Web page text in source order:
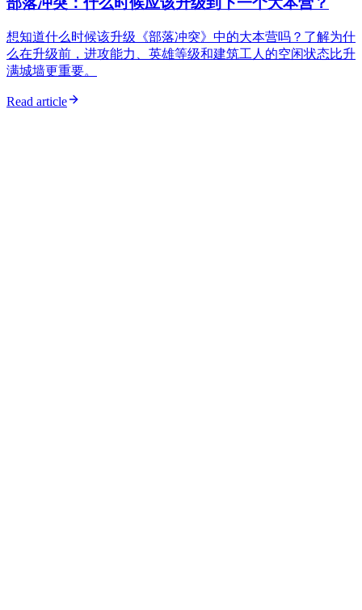
想知道什么时候该升级《部落冲突》中的大本营吗？了解为什
么在升级前，进攻能力、英雄等级和建筑工人的空闲状态比升
满城墙更重要。
Read article